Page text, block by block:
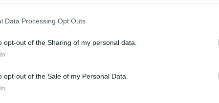
Data Processing Opt Outs
opt-out of the Sharing of my personal data.
opt-out of the Sale of my Personal Data.
a lap:
„a 2012-2020 között kifizetett lelkészi
2012-2020 között jogosulatlan normatíva-
nem biztosította a beszámolók
támogatásokkal való elszámoltathatóság